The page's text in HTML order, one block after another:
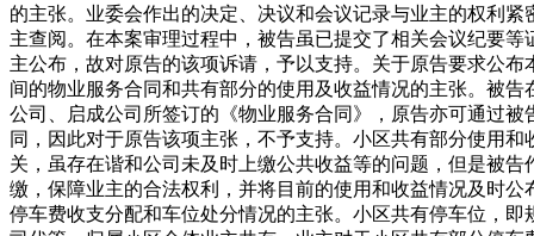
的主张。业委会作出的决定、决议和会议记录与业主的权利紧
主查阅。在本案审理过程中，被告虽已提交了相关会议纪要等
主公布，故对原告的该项诉请，予以支持。关于原告要求公布
间的物业服务合同和共有部分的使用及收益情况的主张。被告
公司、启成公司所签订的《物业服务合同》，原告亦可通过被
同，因此对于原告该项主张，不予支持。小区共有部分使用
关，虽存在谐和公司未及时上缴公共收益等的问题，但是被告
缴，保障业主的合法权利，并将目前的使用和收益情况及时公
停车费收支分配和车位处分情况的主张。小区共有停车位，即